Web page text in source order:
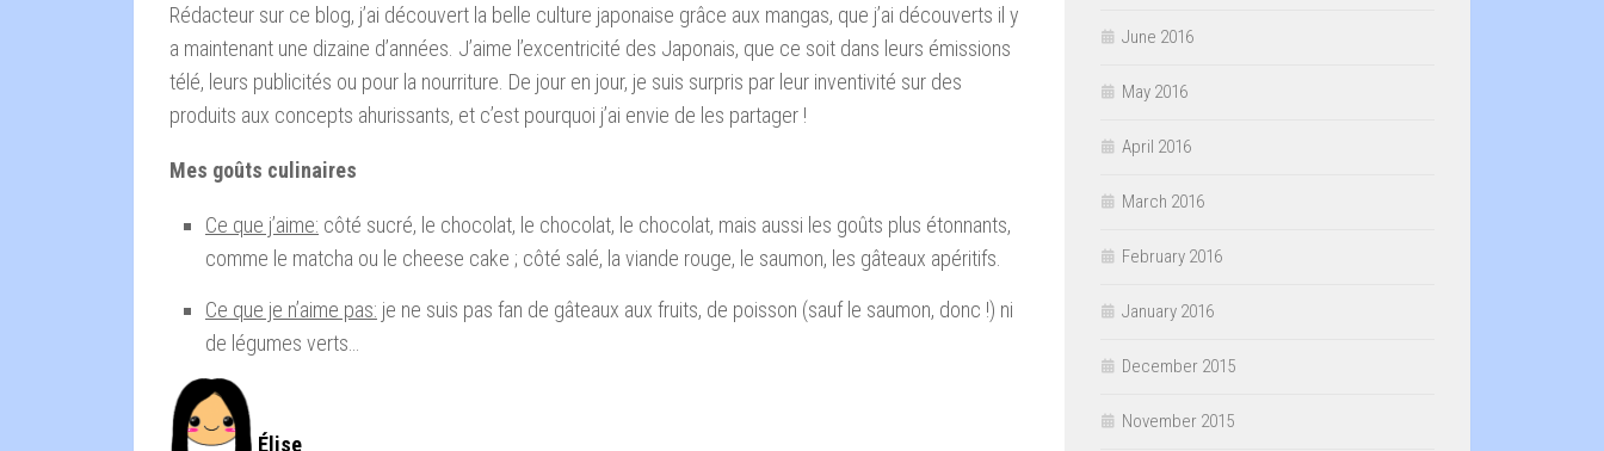
Rédacteur sur ce blog, j’ai découvert la belle culture japonaise grâce aux mangas, que j’ai découverts il y
a maintenant une dizaine d’années. J’aime l’excentricité des Japonais, que ce soit dans leurs émissions
télé, leurs publicités ou pour la nourriture. De jour en jour, je suis surpris par leur inventivité sur des
produits aux concepts ahurissants, et c’est pourquoi j’ai envie de les partager !
Mes goûts culinaires
Ce que j’aime: côté sucré, le chocolat, le chocolat, le chocolat, mais aussi les goûts plus étonnants,
comme le matcha ou le cheese cake ; côté salé, la viande rouge, le saumon, les gâteaux apéritifs.
Ce que je n’aime pas: je ne suis pas fan de gâteaux aux fruits, de poisson (sauf le saumon, donc !) ni
de légumes verts…
Élise
June 2016
May 2016
April 2016
March 2016
February 2016
January 2016
December 2015
November 2015